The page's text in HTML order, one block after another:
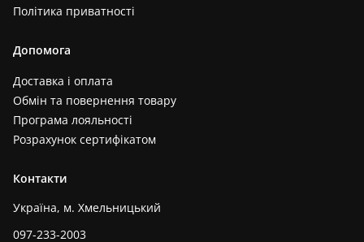
Політика приватності
Допомога
Доставка і оплата
Обмін та повернення товару
Програма лояльності
Розрахунок сертифікатом
Контакти
Україна, м. Хмельницький
097-233-2003